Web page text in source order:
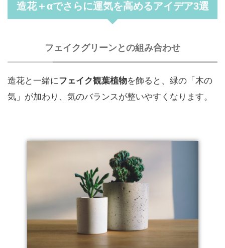
造花＋αでさらに運気を高めるアイデア3選
フェイクグリーンとの組み合わせ
造花と一緒にフェイク観葉植物を飾ると、緑の「木の
気」が加わり、気のバランスが整いやすくなります。